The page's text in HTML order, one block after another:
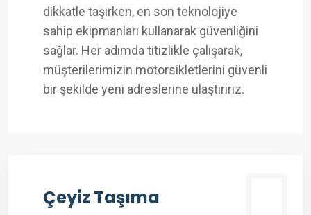
dikkatle taşırken, en son teknolojiye
sahip ekipmanları kullanarak güvenliğini
sağlar. Her adımda titizlikle çalışarak,
müşterilerimizin motorsikletlerini güvenli
bir şekilde yeni adreslerine ulaştırırız.
Çeyiz Taşıma